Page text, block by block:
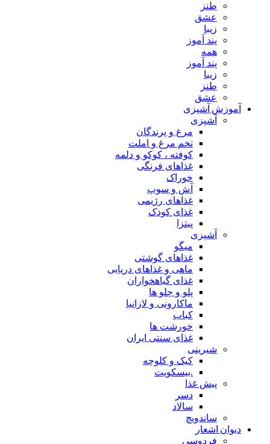
طنز
عشق
زیبا
پند آموز
همه
پند آموز
زیبا
طنز
عشق
آموزش آشپزی
آشپزی
مرغ و پرندگان
تخم مرغ و املت
کوفته ، کوکو و دلمه
غذاهای فرنگی
خوراک
آش و سوپ
غذاهای رژیمی
غذای کودک
پیتزا
آشپزی
میگو
غذاهای گوشتی
ماهی و غذاهای دریایی
غذای گیاهخواران
پلو و چلو ها
ماکارونی و لازانیا
کباب
خورشت ها
غذای سنتی ایران
شیرینی
کیک و کلوچه
.بیسکویت
پیش غذا
دسر
سالاد
ساندویچ
دیوان اشعار
فردوسی